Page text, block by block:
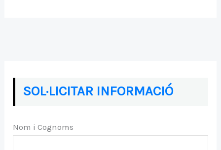
SOL·LICITAR INFORMACIÓ
Nom i Cognoms